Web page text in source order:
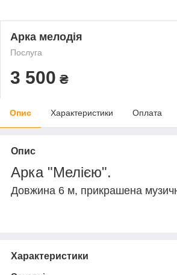
Арка мелодія
Послуга
3 500 ₴
Опис Характеристики Оплата
Опис
Арка "Мелією".
Довжина 6 м, прикрашена
Характеристики